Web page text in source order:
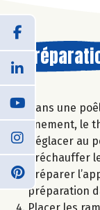
Dans une
finement, le
Déglacer au
Préchauffer
Préparer
préparation